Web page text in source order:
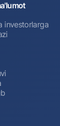
investorlarga